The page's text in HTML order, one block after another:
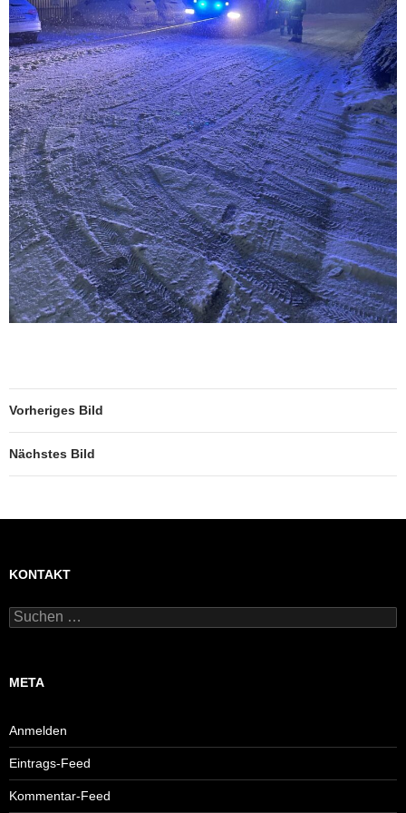
Vorheriges Bild
Nächstes Bild
KONTAKT
Suchen
nach:
META
Anmelden
Eintrags-Feed
Kommentar-Feed